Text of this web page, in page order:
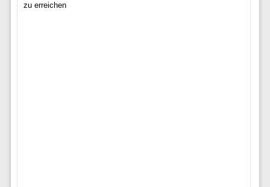
zu erreichen